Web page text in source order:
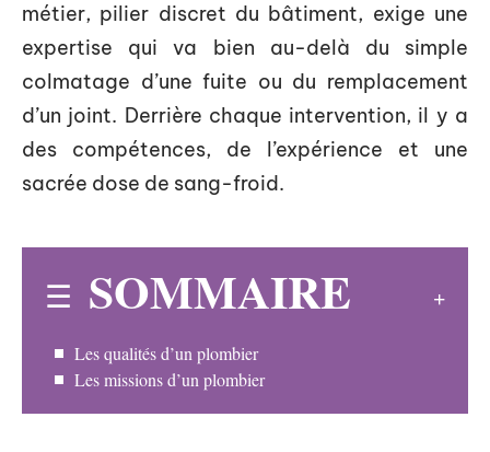
métier, pilier discret du bâtiment, exige une
expertise qui va bien au-delà du simple
colmatage d’une fuite ou du remplacement
d’un joint. Derrière chaque intervention, il y a
des compétences, de l’expérience et une
sacrée dose de sang-froid.
SOMMAIRE
Les qualités d’un plombier
Les missions d’un plombier